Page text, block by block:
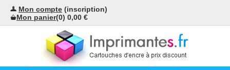
Mon compte (inscription)
Mon panier(0) 0,00 €